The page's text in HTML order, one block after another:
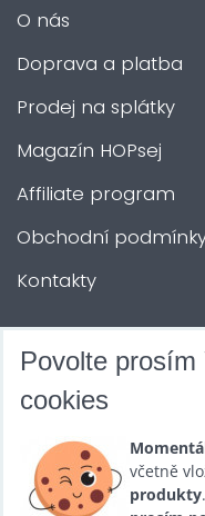
O nás
Doprava a platba
Prodej na splátky
Magazín HOPsej
Affiliate program
Obchodní
Kontakty
DALŠÍ SLUŽBY
Půjčovna
Promotéři
Povolte prosím
cookies
včetně
produkty